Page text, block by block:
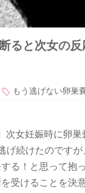
ると次女の
もう逃げない卵巣
次女妊娠時に卵
げ続けたのです
る！と思って抱
受けることを決